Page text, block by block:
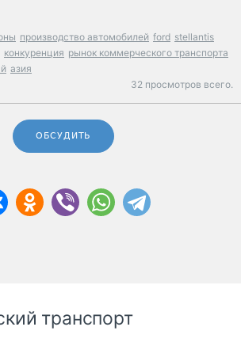
производство автомобилей ford stellantis
конкуренция рынок коммерческого транспорта
азия
32 просмотров всего.
ОБСУДИТЬ
транспорт